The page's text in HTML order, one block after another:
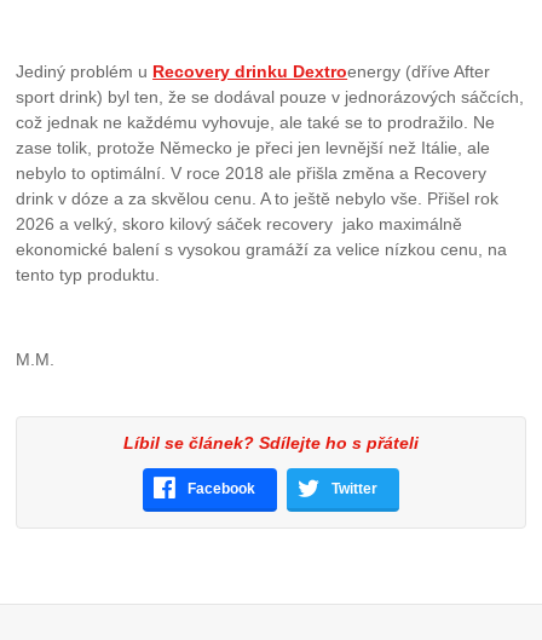
Jediný problém u Recovery drinku Dextroenergy (dříve After
sport drink) byl ten, že se dodával pouze v jednorázových sáčcích,
což jednak ne každému vyhovuje, ale také se to prodražilo. Ne
zase tolik, protože Německo je přeci jen levnější než Itálie, ale
nebylo to optimální. V roce 2018 ale přišla změna a Recovery
drink v dóze a za skvělou cenu. A to ještě nebylo vše. Přišel rok
2026 a velký, skoro kilový sáček recovery jako maximálně
ekonomické balení s vysokou gramáží za velice nízkou cenu, na
tento typ produktu.
M.M.
Líbil se článek? Sdílejte ho s přáteli
Facebook Twitter